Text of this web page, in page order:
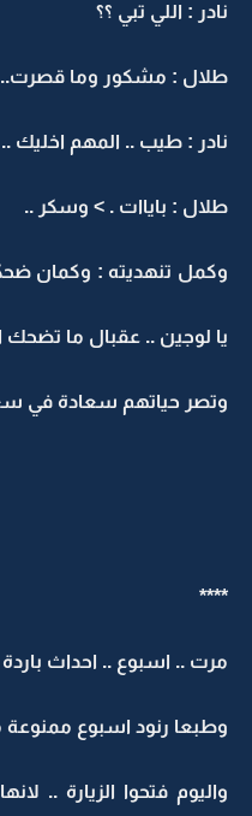
نادر : اللي تبي ؟؟
طلال : مشكور وما قصرت..
نادر : طيب .. المهم اخليك ..
طلال : باياات . > وسكر ..
وكمل تنهديته : وكمان
يا لوجين .. عقبال ما تضحك
وتصر حياتهم سعادة في
****
مرت .. اسبوع .. احداث باردة
وطبعا رنود اسبوع ممنوعة
واليوم فتحوا الزيارة ..